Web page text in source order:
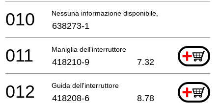
Nessuna informazione disponibile, non ordinabile
010 638273-1
Maniglia dell'interruttore +
011 418210-9 7.32
Guida dell'interruttore +
012 418208-6 8.78